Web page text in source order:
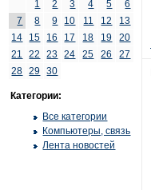
1
2 3 4 5
6
7
8 9 10 11 12
13
14
15 16 17 18 19
20
21
22 23 24 25 26
27
28
29 30
Категории:
Все категории
Компьютеры, связь
Лента новостей